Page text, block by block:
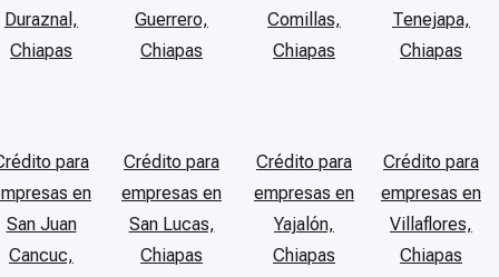
Duraznal,
Chiapas
Guerrero,
Chiapas
Comillas,
Chiapas
Tenejapa,
Chiapas
para
en
San Juan
Cancuc,
Crédito para
empresas en
San Lucas,
Chiapas
Crédito para
empresas en
Yajalón,
Chiapas
Crédito para
empresas en
Villaflores,
Chiapas